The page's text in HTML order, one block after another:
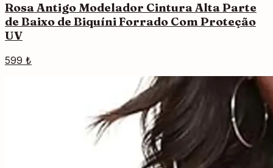
Rosa Antigo Modelador Cintura Alta Parte
de Baixo de Biquíni Forrado Com Proteção
UV
599 ₺